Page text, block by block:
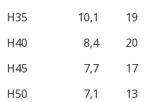
H35
10,1 19
H40
8,4 20
H45
7,7 17
H50
7,1 13